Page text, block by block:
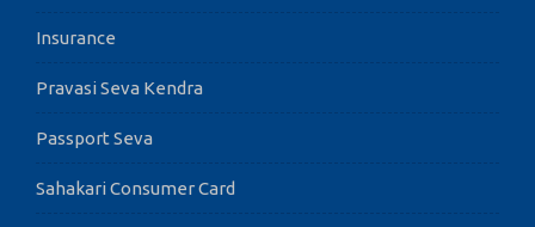
Insurance
Pravasi Seva Kendra
Passport Seva
Sahakari Consumer Card